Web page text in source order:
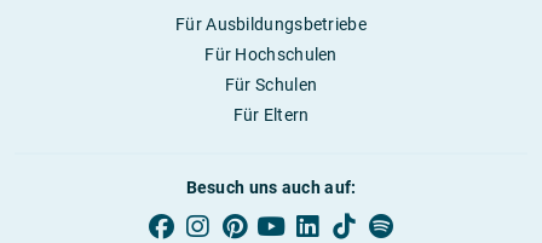
Für Ausbildungsbetriebe
Für Hochschulen
Für Schulen
Für Eltern
Besuch uns auch auf: